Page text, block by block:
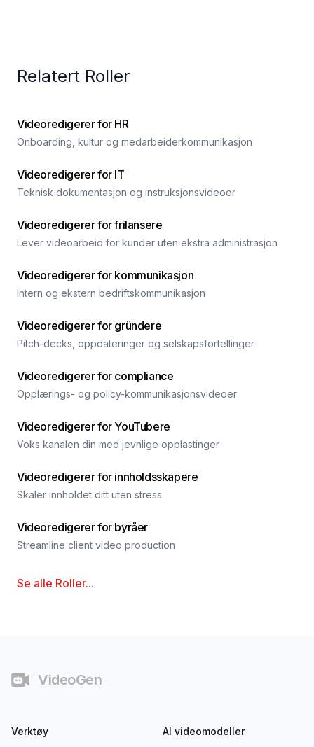
Relatert Roller
Videoredigerer for HR
Onboarding, kultur og medarbeiderkommunikasjon
Videoredigerer for IT
Teknisk dokumentasjon og instruksjonsvideoer
Videoredigerer for frilansere
Lever videoarbeid for kunder uten ekstra administrasjon
Videoredigerer for kommunikasjon
Intern og ekstern bedriftskommunikasjon
Videoredigerer for gründere
Pitch-decks, oppdateringer og selskapsfortellinger
Videoredigerer for compliance
Opplærings- og policy-kommunikasjonsvideoer
Videoredigerer for YouTubere
Voks kanalen din med jevnlige opplastinger
Videoredigerer for innholdsskapere
Skaler innholdet ditt uten stress
Videoredigerer for byråer
Streamline client video production
Se alle Roller...
VideoGen
Verktøy AI videomodeller